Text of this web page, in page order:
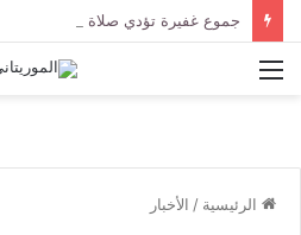
القائمة
الرئيسية / الأخبار